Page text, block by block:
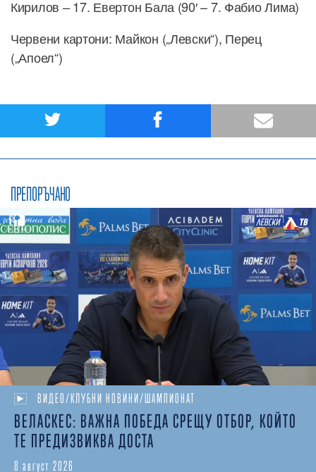
Кирилов – 17. Евертон Бала (90′ – 7. Фабио Лима)
Червени картони: Майкон („Левски“), Перец
(„Апоел“)
ПРЕПОРЪЧАНО
ВИДЕО/КЛУБНИ НОВИНИ/ШАМПИОНАТ
ВЕЛАСКЕС: ВАЖНА ПОБЕДА СРЕЩУ ОТБОР, КОЙТО
ТЕ ПРЕДИЗВИКВА ДОСТА
8 август 2026